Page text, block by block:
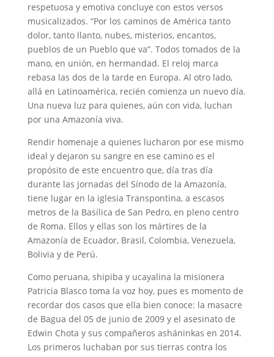
respetuosa y emotiva concluye con estos versos
musicalizados. “Por los caminos de América tanto
dolor, tanto llanto, nubes, misterios, encantos,
pueblos de un Pueblo que va”. Todos tomados de la
mano, en unión, en hermandad. El reloj marca
rebasa las dos de la tarde en Europa. Al otro lado,
allá en Latinoamérica, recién comienza un nuevo día.
Una nueva luz para quienes, aún con vida, luchan
por una Amazonía viva.
Rendir homenaje a quienes lucharon por ese mismo
ideal y dejaron su sangre en ese camino es el
propósito de este encuentro que, día tras día
durante las jornadas del Sínodo de la Amazonía,
tiene lugar en la iglesia Transpontina, a escasos
metros de la Basílica de San Pedro, en pleno centro
de Roma. Ellos y ellas son los mártires de la
Amazonía de Ecuador, Brasil, Colombia, Venezuela,
Bolivia y de Perú.
Como peruana, shipiba y ucayalina la misionera
Patricia Blasco toma la voz hoy, pues es momento de
recordar dos casos que ella bien conoce: la masacre
de Bagua del 05 de junio de 2009 y el asesinato de
Edwin Chota y sus compañeros asháninkas en 2014.
Los primeros luchaban por sus tierras contra los